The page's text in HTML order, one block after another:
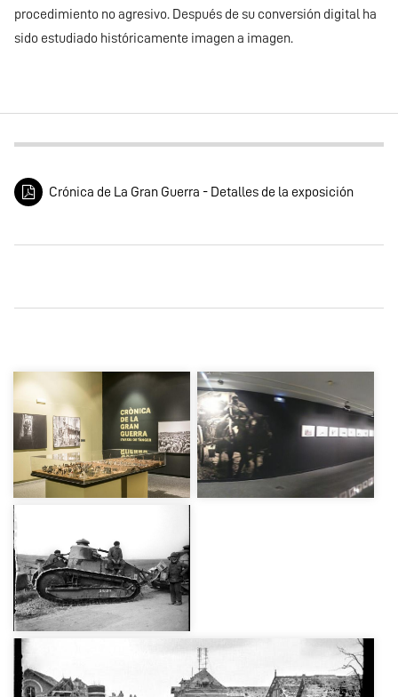
procedimiento no agresivo. Después de su conversión digital ha
sido estudiado históricamente imagen a imagen.
Crónica de La Gran Guerra - Detalles de la exposición